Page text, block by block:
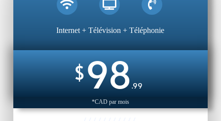
Internet + Télévision + Téléphonie
$98.99
*CAD par mois